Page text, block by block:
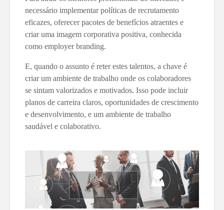
necessário implementar políticas de recrutamento
eficazes, oferecer pacotes de benefícios atraentes e
criar uma imagem corporativa positiva, conhecida
como employer branding.
E, quando o assunto é reter estes talentos, a chave é
criar um ambiente de trabalho onde os colaboradores
se sintam valorizados e motivados. Isso pode incluir
planos de carreira claros, oportunidades de crescimento
e desenvolvimento, e um ambiente de trabalho
saudável e colaborativo.